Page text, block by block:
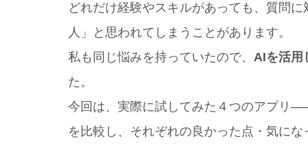
どれだけ経験やスキルがあっても、質問
人」と思われてしまうことがあります。
私も同じ悩みを持っていたので、 AIを活用
た。
今回は、実際に試してみた４つのアプリ
を比較し、それぞれの良かった点・気に